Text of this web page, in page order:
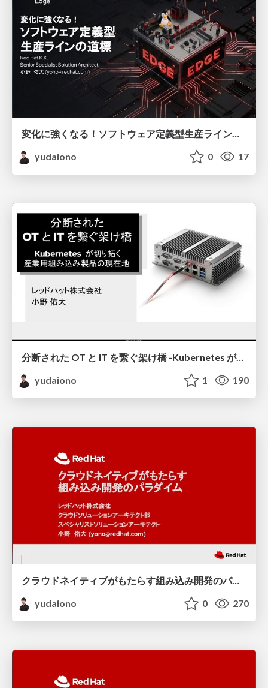
変化に強くなる！ソフトウェア定義型生産ラインの道標
yudaiono
0 17
分断された OT と IT を繋ぐ架け橋 -Kubernetes が切り拓く 産業用組み込み製品の現在地 -
yudaiono
1 190
クラウドネイティブがもたらす組み込み開発のパラダイム
yudaiono
0 270